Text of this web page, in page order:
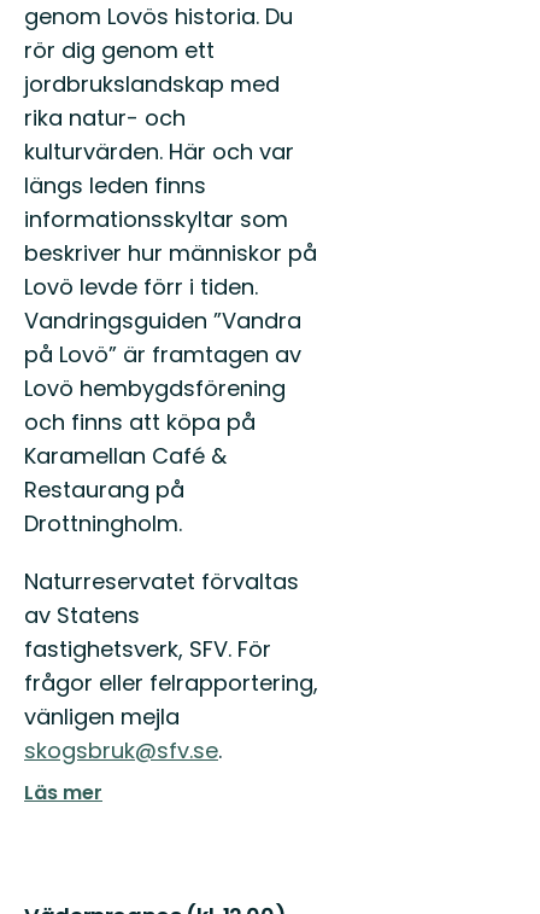
genom Lovös historia. Du
rör dig genom ett
jordbrukslandskap med
rika natur- och
kulturvärden. Här och var
längs leden finns
informationsskyltar som
beskriver hur människor på
Lovö levde förr i tiden.
Vandringsguiden ”Vandra
på Lovö” är framtagen av
Lovö hembygdsförening
och finns att köpa på
Karamellan Café &
Restaurang på
Drottningholm.
Naturreservatet förvaltas
av Statens
fastighetsverk, SFV. För
frågor eller felrapportering,
vänligen mejla
skogsbruk@sfv.se.
Läs mer